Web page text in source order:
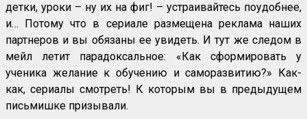
детки, уроки – ну их на фиг! – устраивайтесь поудобнее,
и… Потому что в сериале размещена реклама наших
партнеров и вы обязаны ее увидеть. И тут же следом в
мейл летит парадоксальное: «Как сформировать у
ученика желание к обучению и саморазвитию?» Как-
как, сериалы смотреть! К которым вы в предыдущем
письмишке призывали.